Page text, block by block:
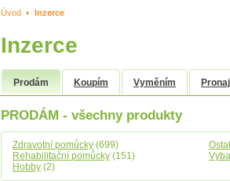
Úvod > Inzerce
Inzerce
Prodám Koupím Vyměním
PRODÁM - všechny produkty
Zdravotní pomůcky (699)
Rehabilitační pomůcky (151)
Hobby (2)